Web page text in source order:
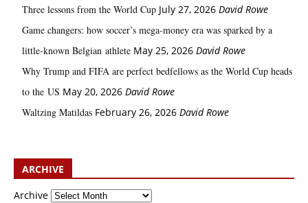
Three lessons from the World Cup July 27, 2026 David Rowe
Game changers: how soccer’s mega‑money era was sparked by a
little‑known Belgian athlete May 25, 2026 David Rowe
Why Trump and FIFA are perfect bedfellows as the World Cup heads
to the US May 20, 2026 David Rowe
Waltzing Matildas February 26, 2026 David Rowe
ARCHIVE
Archive